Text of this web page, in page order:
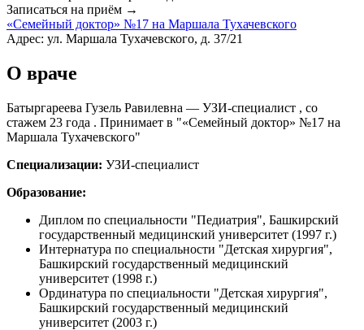
Записаться на приём →
«Семейный доктор» №17 на Маршала Тухачевского
Адрес: ул. Маршала Тухачевского, д. 37/21
О враче
Батыргареева Гузель Равилевна — УЗИ-специалист , со
стажем 23 года . Принимает в "«Семейный доктор» №17 на
Маршала Тухачевского"
Специализации: УЗИ-специалист
Образование:
Диплом по специальности "Педиатрия", Башкирский
государственный медицинский университет (1997 г.)
Интернатура по специальности "Детская хирургия",
Башкирский государственный медицинский
университет (1998 г.)
Ординатура по специальности "Детская хирургия",
Башкирский государственный медицинский
университет (2003 г.)